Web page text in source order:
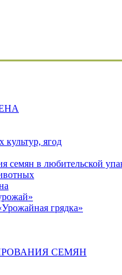
ягод
семян в любительской
грядка»
СЕМЯН